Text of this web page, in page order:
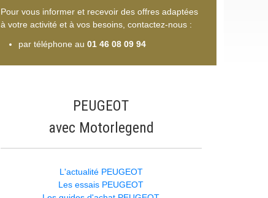
Pour vous informer et recevoir des offres adaptées
à votre activité et à vos besoins, contactez-nous :
par téléphone au 01 46 08 09 94
PEUGEOT
avec Motorlegend
L'actualité PEUGEOT
Les essais PEUGEOT